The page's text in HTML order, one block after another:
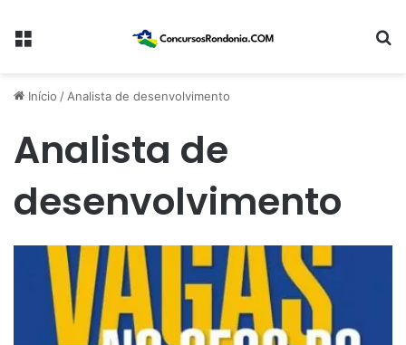
Menu
Início /Analista de desenvolvimento
Analista de
desenvolvimento